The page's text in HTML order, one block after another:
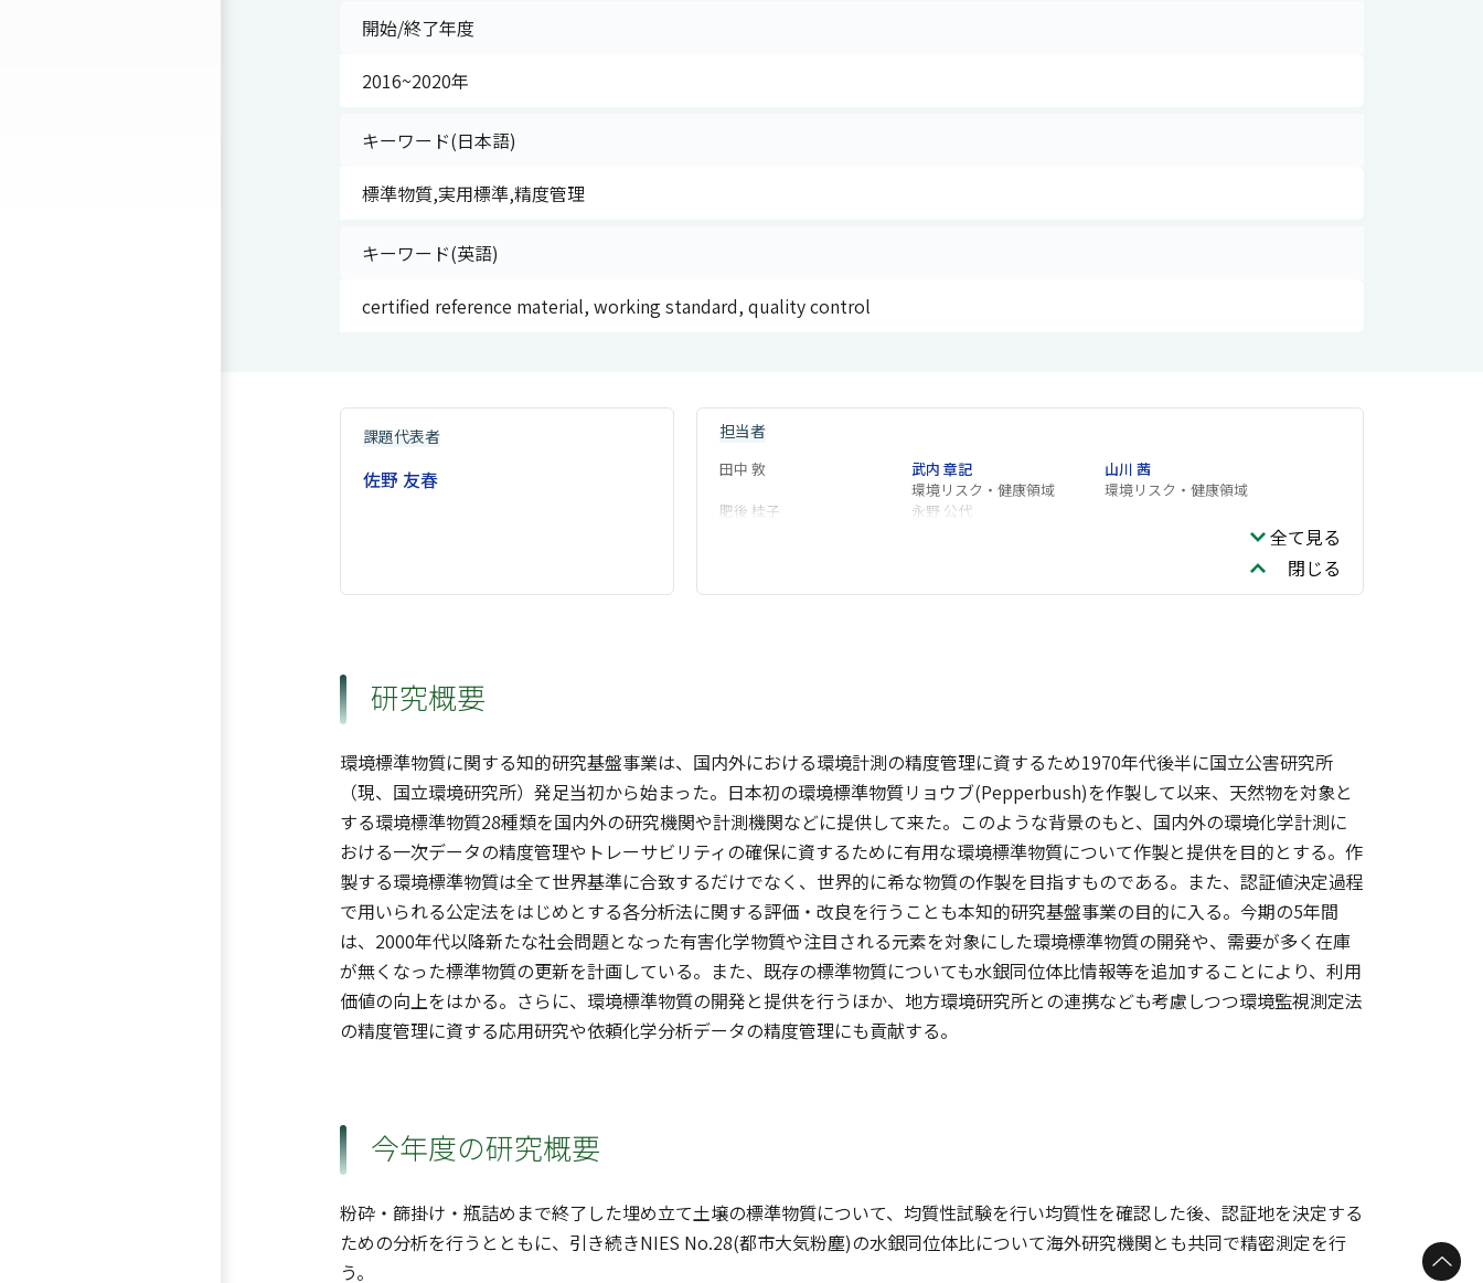
開始/終了年度
2016~2020年
キーワード(日本語)
標準物質,実用標準,精度管理
キーワード(英語)
certified reference material, working standard, quality control
課題代表者
佐野 友春
担当者
田中 敦
武内 章記
環境リスク・健康領域
山川 茜
環境リスク・健康領域
肥後 桂子
永野 公代
全て見る
閉じる
研究概要
環境標準物質に関する知的研究基盤事業は、国内外における環境計測の精度管理に資するため1970年代後半に国立公害研究所
（現、国立環境研究所）発足当初から始まった。日本初の環境標準物質リョウブ(Pepperbush)を作製して以来、天然物を対象と
する環境標準物質28種類を国内外の研究機関や計測機関などに提供して来た。このような背景のもと、国内外の環境化学計測に
おける一次データの精度管理やトレーサビリティの確保に資するために有用な環境標準物質について作製と提供を目的とする。作
製する環境標準物質は全て世界基準に合致するだけでなく、世界的に希な物質の作製を目指すものである。また、認証値決定過程
で用いられる公定法をはじめとする各分析法に関する評価・改良を行うことも本知的研究基盤事業の目的に入る。今期の5年間
は、2000年代以降新たな社会問題となった有害化学物質や注目される元素を対象にした環境標準物質の開発や、需要が多く在庫
が無くなった標準物質の更新を計画している。また、既存の標準物質についても水銀同位体比情報等を追加することにより、利用
価値の向上をはかる。さらに、環境標準物質の開発と提供を行うほか、地方環境研究所との連携なども考慮しつつ環境監視測定法
の精度管理に資する応用研究や依頼化学分析データの精度管理にも貢献する。
今年度の研究概要
粉砕・篩掛け・瓶詰めまで終了した埋め立て土壌の標準物質について、均質性試験を行い均質性を確認した後、認証地を決定する
ための分析を行うとともに、引き続きNIES No.28(都市大気粉塵)の水銀同位体比について海外研究機関とも共同で精密測定を行
う。